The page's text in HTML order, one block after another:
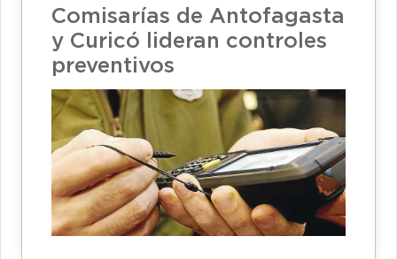
Comisarías de Antofagasta
y Curicó lideran controles
preventivos